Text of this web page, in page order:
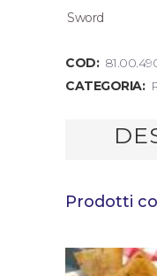
Sword
COD:
CATEGORIA:
Prodotti